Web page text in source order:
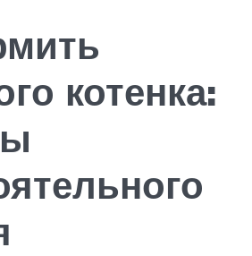
котенка: